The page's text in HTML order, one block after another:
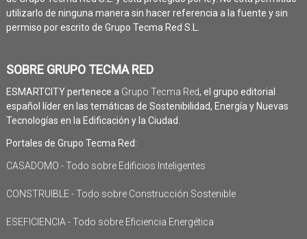
utilizarlo de ninguna manera sin hacer referencia a la fuente y sin
permiso por escrito de Grupo Tecma Red S.L.
SOBRE GRUPO TECMA RED
ESMARTCITY pertenece a Grupo Tecma Red, el grupo editorial
español líder en las temáticas de Sostenibilidad, Energía y Nuevas
Tecnologías en la Edificación y la Ciudad.
Portales de Grupo Tecma Red:
CASADOMO - Todo sobre Edificios Inteligentes
CONSTRUIBLE - Todo sobre Construcción Sostenible
ESEFICIENCIA - Todo sobre Eficiencia Energética